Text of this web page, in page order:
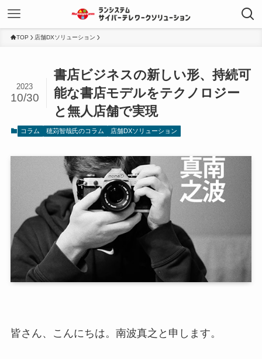
TOP 店舗DXソリューション
書店ビジネスの新しい形、持続可
能な書店モデルをテクノロジー
と無人店舗で実現
2023
10/30
コラム 穂苅智哉氏のコラム 店舗DXソリューション
皆さん、こんにちは。南波真之と申します。